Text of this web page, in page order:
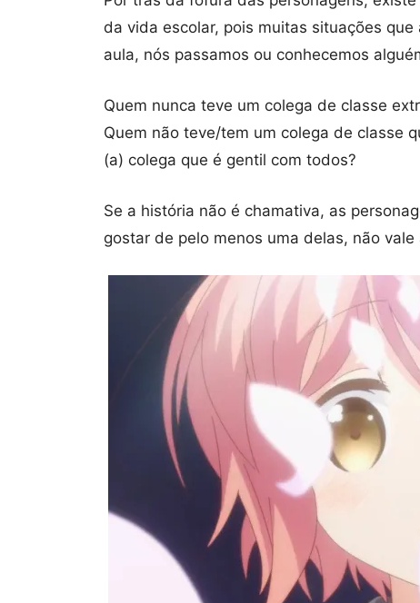
da vida escolar, pois muitas situações
aula, nós passamos ou conhecemos
Quem nunca teve um colega de classe
Quem não teve/tem um colega de classe
(a) colega que é gentil com todos?
Se a história não é chamativa, as
gostar de pelo menos uma delas, não